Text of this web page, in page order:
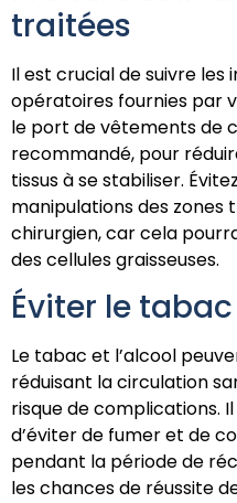
traitées
Il est crucial de suivre
opératoires fournies par
le port de vêtements de
recommandé, pour
tissus à se stabiliser.
manipulations des zones
chirurgien, car cela
des cellules graisseuses.
Éviter le
Le tabac et l’alcool
réduisant la circulation
risque de complications.
d’éviter de fumer et de
pendant la période de
les chances de réussite